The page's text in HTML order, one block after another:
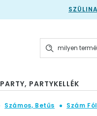
PARTY, PARTYKELLÉK
Számos, Betűs Szám